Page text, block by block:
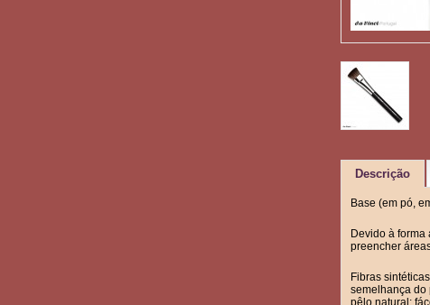
Descrição
Base (em pó,
Devido à
preencher
Fibras
semelhança do
pêlo natural;